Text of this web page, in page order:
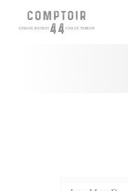
Personalización de sus